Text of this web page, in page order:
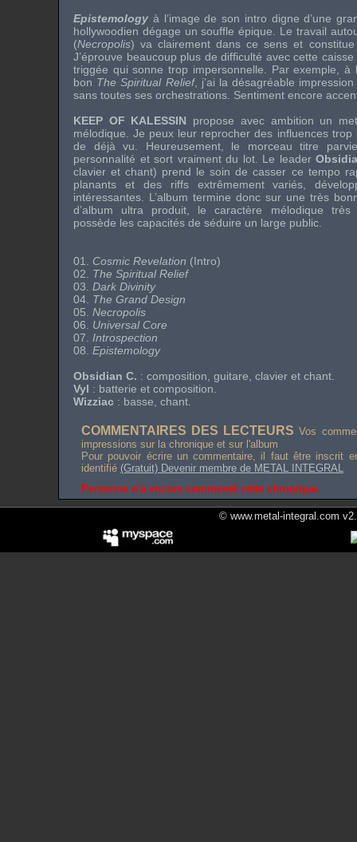
Epistemology à l’image de son intro digne d’une
hollywoodien dégage un souffle épique. Le travail
(Necropolis) va clairement dans ce sens et
J’éprouve beaucoup plus de difficulté avec cette
triggée qui sonne trop impersonnelle. Par exemple, à
bon The Spiritual Relief, j’ai la désagréable
sans toutes ses orchestrations. Sentiment encore
KEEP OF KALESSIN propose avec ambition un
mélodique. Je peux leur reprocher des influences trop
de déjà vu. Heureusement, le morceau titre
personnalité et sort vraiment du lot. Le leader
clavier et chant) prend le soin de casser ce tempo
planants et des riffsextrêmement variés,
intéressantes. L’album termine donc sur une très
d’album ultra produit, le caractère mélodique
possède les capacités de séduire un large public.
01. Cosmic Revelation (Intro)
02. The Spiritual Relief
03. Dark Divinity
04. The Grand Design
05. Necropolis
06. Universal Core
07. Introspection
08. Epistemology
Obsidian C. : composition, guitare, clavier et chant.
Vyl : batterie et composition.
Wizziac : basse, chant.
COMMENTAIRES DES LECTEURS Vos
impressions sur la chronique et sur l'album
Pour pouvoir écrire un commentaire, il faut être inscrit
identifié (Gratuit) Devenir membre de METAL INTEGRAL
Personne n'a encore commenté cette chronique.
© www.metal-integral.com